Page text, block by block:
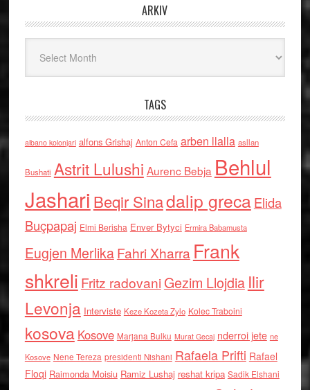
ARKIV
TAGS
albano kolonjari alfons Grishaj Anton Cefa arben llalla asllan
Bushati Astrit Lulushi Aurenc Bebja Behlul
Jashari Beqir Sinadalip grecaElida
Buçpapaj Elmi Berisha Enver Bytyci Ermira Babamusta
Eugjen MerlikaFahri Xharra Frank
shkreli Fritz radovaniGezim Llojdia Ilir
Levonja Interviste Keze Kozeta Zylo Kolec Traboini
kosova Kosove Marjana Bulku Murat Gecaj nderroi jete ne
Kosove Nene Tereza presidenti Nishani Rafaela Prifti Rafael
Floqi Raimonda Moisiu Ramiz Lushaj reshat kripa Sadik Elshani